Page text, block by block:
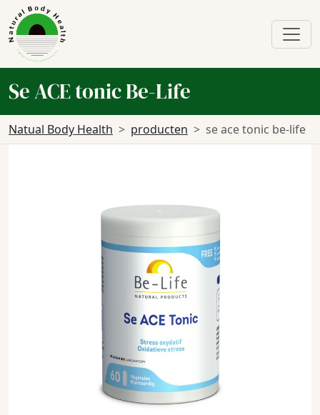
Se ACE tonic Be-Life
Natual Body Health producten se ace tonic be-life